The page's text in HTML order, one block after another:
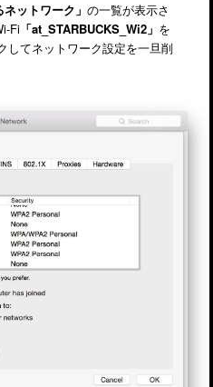
ットワーク」 の一覧が表示さ
Fi「at_STARBUCKS_Wi2」 を
してネットワーク設定を一旦削